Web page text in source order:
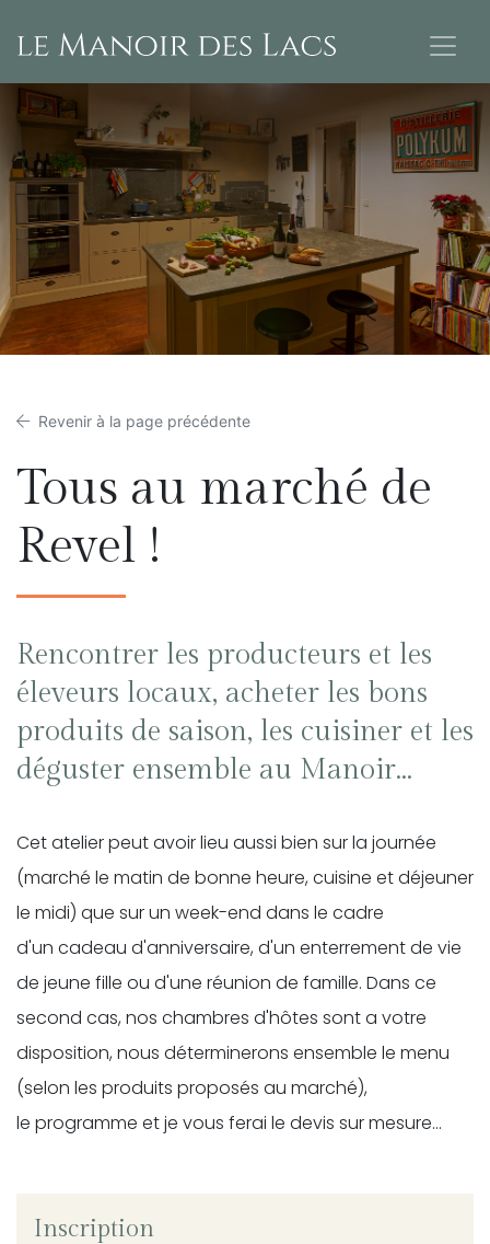
Revenir à la page précédente
Tous au marché de
Revel !
Rencontrer les producteurs et les
éleveurs locaux, acheter les bons
produits de saison, les cuisiner et les
déguster ensemble au Manoir...
Cet atelier peut avoir lieu aussi bien sur la journée
(marché le matin de bonne heure, cuisine et déjeuner
le midi) que sur un week-end dans le cadre
d'un cadeau d'anniversaire, d'un enterrement de vie
de jeune fille ou d'une réunion de famille. Dans ce
second cas, nos chambres d'hôtes sont a votre
disposition, nous déterminerons ensemble le menu
(selon les produits proposés au marché),
le programme et je vous ferai le devis sur mesure...
Inscription